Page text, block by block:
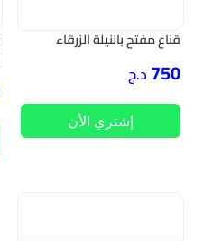
قناع مفتح بالنيلة الزرقاء
750 د.ج
إشتري الأن